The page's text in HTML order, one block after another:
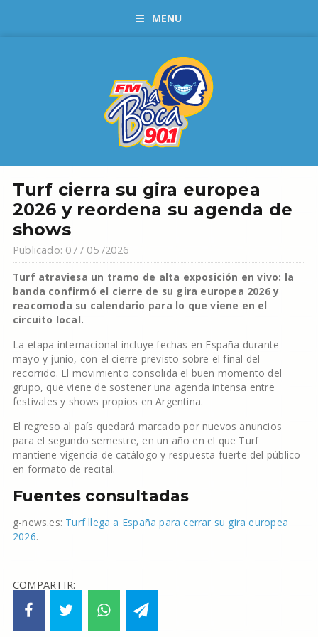
MENU
Turf cierra su gira europea
2026 y reordena su agenda de
shows
Publicado: 07 / 05 /2026
Turf atraviesa un tramo de alta exposición en vivo: la
banda confirmó el cierre de su gira europea 2026 y
reacomoda su calendario para lo que viene en el
circuito local.
La etapa internacional incluye fechas en España durante
mayo y junio, con el cierre previsto sobre el final del
recorrido. El movimiento consolida el buen momento del
grupo, que viene de sostener una agenda intensa entre
festivales y shows propios en Argentina.
El regreso al país quedará marcado por nuevos anuncios
para el segundo semestre, en un año en el que Turf
mantiene vigencia de catálogo y respuesta fuerte del público
en formato de recital.
Fuentes consultadas
g-news.es: Turf llega a España para cerrar su gira europea
2026.
COMPARTIR: